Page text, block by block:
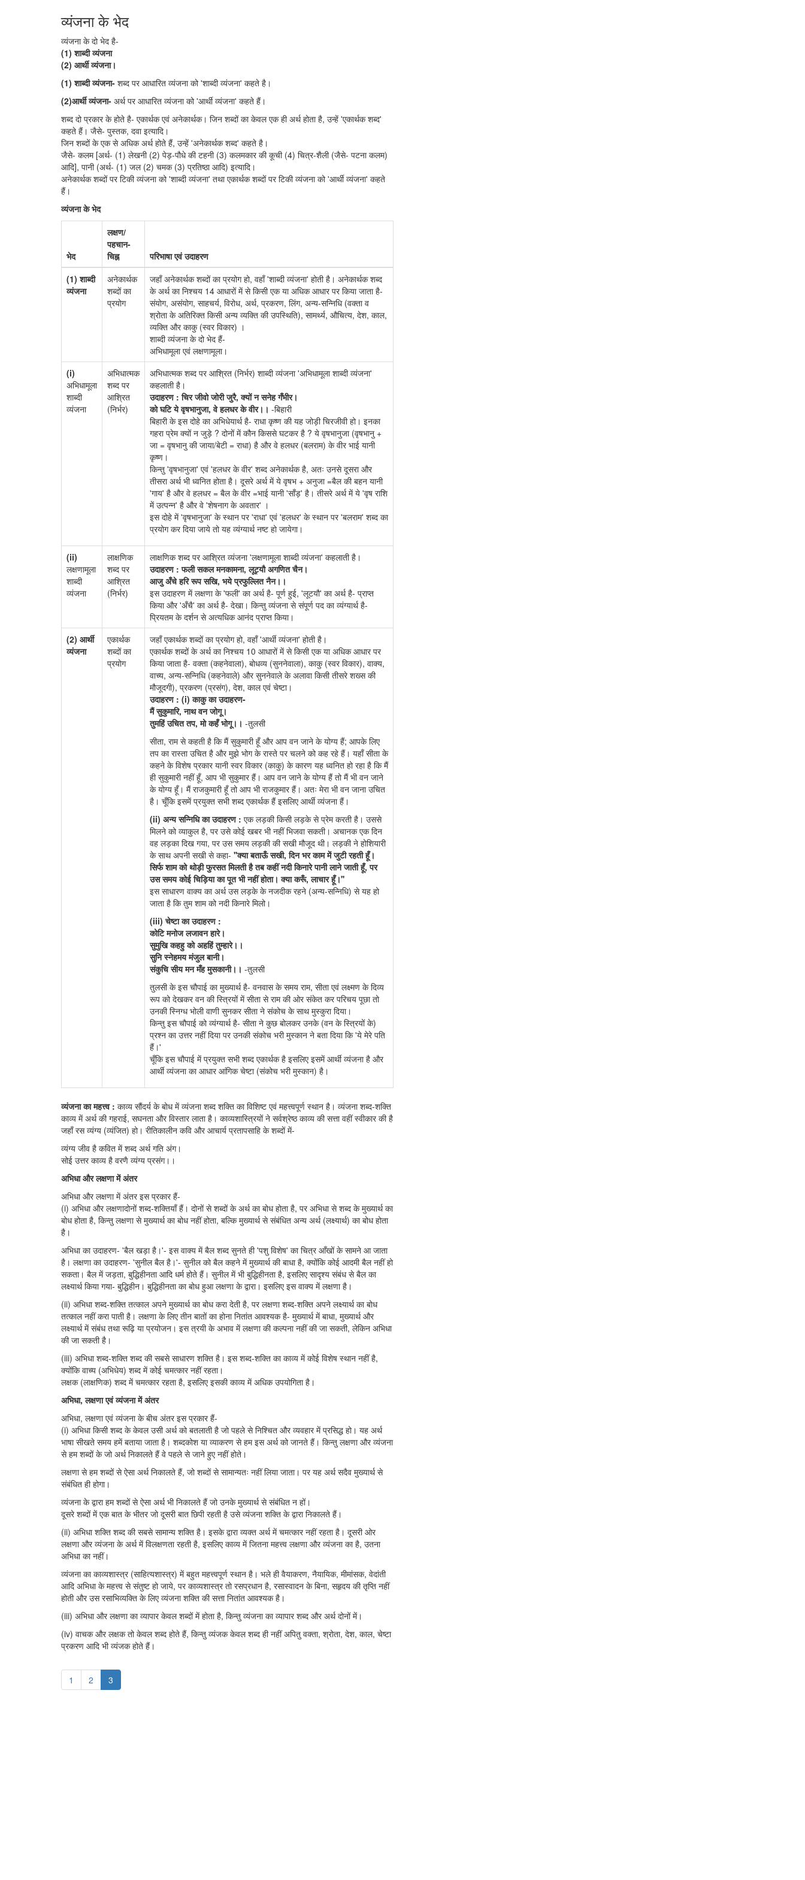
व्यंजना के भेद
व्यंजना के दो भेद है-
(1) शाब्दी व्यंजना
(2) आर्थी व्यंजना।
(1) शाब्दी व्यंजना- शब्द पर आधारित व्यंजना को 'शाब्दी व्यंजना' कहते है।
(2)आर्थी व्यंजना- अर्थ पर आधारित व्यंजना को 'आर्थी व्यंजना' कहते हैं।
शब्द दो प्रकार के होते है- एकार्थक एवं अनेकार्थक। जिन शब्दों का केवल एक ही अर्थ होता है, उन्हें 'एकार्थक शब्द'
कहते हैं। जैसे- पुस्तक, दवा इत्यादि।
जिन शब्दों के एक से अधिक अर्थ होते हैं, उन्हें 'अनेकार्थक शब्द' कहते है।
जैसे- कलम [अर्थ- (1) लेखनी (2) पेड़-पौधे की टहनी (3) कलमकार की कूची (4) चित्र-शैली (जैसे- पटना कलम)
आदि], पानी (अर्थ- (1) जल (2) चमक (3) प्रतिष्ठा आदि) इत्यादि।
अनेकार्थक शब्दों पर टिकी व्यंजना को 'शाब्दी व्यंजना' तथा एकार्थक शब्दों पर टिकी व्यंजना को 'आर्थी व्यंजना' कहते
हैं।
व्यंजना के भेद
भेद
लक्षण/
पहचान-
चिह्न
परिभाषा एवं उदाहरण
(1) शाब्दी
व्यंजना
अनेकार्थक
शब्दों का
प्रयोग
जहाँ अनेकार्थक शब्दों का प्रयोग हो, वहाँ 'शाब्दी व्यंजना' होती है। अनेकार्थक शब्द
के अर्थ का निश्चय 14 आधारों में से किसी एक या अधिक आधार पर किया जाता है-
संयोग, असंयोग, साहचर्य, विरोध, अर्थ, प्रकरण, लिंग, अन्य-सन्निधि (वक्ता व
श्रोता के अतिरिक्त किसी अन्य व्यक्ति की उपस्थिति), सामर्थ्य, औचित्य, देश, काल,
व्यक्ति और काकु (स्वर विकार) ।
शाब्दी व्यंजना के दो भेद हैं-
अभिधामूला एवं लक्षणामूला।
(i)
अभिधामूला
शाब्दी
व्यंजना
अभिधात्मक
शब्द पर
आश्रित
(निर्भर)
अभिधात्मक शब्द पर आश्रित (निर्भर) शाब्दी व्यंजना 'अभिधामूला शाब्दी व्यंजना'
कहलाती है।
उदाहरण : चिर जीवो जोरी जुरै, क्यों न सनेह गँभीर।
को घटि ये वृषभानुजा, वे हलधर के वीर।। -बिहारी
बिहारी के इस दोहे का अभिधेयार्थ है- राधा कृष्ण की यह जोड़ी चिरजीवी हो। इनका
गहरा प्रेम क्यों न जुड़े ? दोनों में कौन किससे घटकर है ? ये वृषभानुजा (वृषभानु +
जा = वृषभानु की जाया/बेटी = राधा) है और वे हलधर (बलराम) के वीर भाई यानी
कृष्ण।
किन्तु 'वृषभानुजा' एवं 'हलधर के वीर' शब्द अनेकार्थक है, अतः उनसे दूसरा और
तीसरा अर्थ भी ध्वनित होता है। दूसरे अर्थ में ये वृषभ + अनुजा =बैल की बहन यानी
'गाय' है और वे हलधर = बैल के वीर =भाई यानी 'साँड़' है। तीसरे अर्थ में ये 'वृष राशि
में उत्पन्न' है और वे 'शेषनाग के अवतार' ।
इस दोहे में 'वृषभानुजा' के स्थान पर 'राधा' एवं 'हलधर' के स्थान पर 'बलराम' शब्द का
प्रयोग कर दिया जाये तो यह व्यंग्यार्थ नष्ट हो जायेगा।
(ii)
लक्षणामूला
शाब्दी
व्यंजना
लाक्षणिक
शब्द पर
आश्रित
(निर्भर)
लाक्षणिक शब्द पर आश्रित व्यंजना 'लक्षणामूला शाब्दी व्यंजना' कहलाती है।
उदाहरण : फली सकल मनकामना, लूट्यौ अगणित चैन।
आजु अँचे हरि रूप सखि, भये प्रफुल्लित नैन।।
इस उदाहरण में लक्षणा के 'फली' का अर्थ है- पूर्ण हुई, 'लूटयौ' का अर्थ है- प्राप्त
किया और 'अँचै' का अर्थ है- देखा। किन्तु व्यंजना से संपूर्ण पद का व्यंग्यार्थ है-
प्रियतम के दर्शन से अत्यधिक आनंद प्राप्त किया।
(2) आर्थी
व्यंजना
एकार्थक
शब्दों का
प्रयोग
जहाँ एकार्थक शब्दों का प्रयोग हो, वहाँ 'आर्थी व्यंजना' होती है।
एकार्थक शब्दों के अर्थ का निश्चय 10 आधारों में से किसी एक या अधिक आधार पर
किया जाता है- वक्ता (कहनेवाला), बोधव्य (सुननेवाला), काकु (स्वर विकार), वाक्य,
वाच्य, अन्य-सन्निधि (कहनेवाले) और सुननेवाले के अलावा किसी तीसरे शख्स की
मौजूदगी), प्रकरण (प्रसंग), देश, काल एवं चेष्टा।
उदाहरण : (i) काकु का उदाहरण-
मैं सुकुमारि, नाथ वन जोगू।
तुमहिं उचित तप, मो कहँ भोगू।। -तुलसी
सीता, राम से कहती है कि मैं सुकुमारी हूँ और आप वन जाने के योग्य हैं; आपके लिए
तप का रास्ता उचित है और मुझे भोग के रास्ते पर चलने को कह रहे हैं। यहाँ सीता के
कहने के विशेष प्रकार यानी स्वर विकार (काकु) के कारण यह ध्वनित हो रहा है कि मैं
ही सुकुमारी नहीं हूँ, आप भी सुकुमार हैं। आप वन जाने के योग्य हैं तो मैं भी वन जाने
के योग्य हूँ। मैं राजकुमारी हूँ तो आप भी राजकुमार हैं। अतः मेरा भी वन जाना उचित
है। चूँकि इसमें प्रयुक्त सभी शब्द एकार्थक हैं इसलिए आर्थी व्यंजना हैं।
(ii) अन्य सन्निधि का उदाहरण : एक लड़की किसी लड़के से प्रेम करती है। उससे
मिलने को व्याकुल है, पर उसे कोई खबर भी नहीं भिजवा सकती। अचानक एक दिन
वह लड़का दिख गया, पर उस समय लड़की की सखी मौजूद थी। लड़की ने होशियारी
के साथ अपनी सखी से कहा- ''क्या बताऊँ सखी, दिन भर काम में जुटी रहती हूँ।
सिर्फ शाम को थोड़ी फुरसत मिलती है तब कहीं नदी किनारे पानी लाने जाती हूँ, पर
उस समय कोई चिड़िया का पूत भी नहीं होता। क्या करूँ, लाचार हूँ।''
इस साधारण वाक्य का अर्थ उस लड़के के नजदीक रहने (अन्य-सन्निधि) से यह हो
जाता है कि तुम शाम को नदी किनारे मिलो।
(iii) चेष्टा का उदाहरण :
कोटि मनोज लजावन हारे।
सुमुखि कहहु को अहहिं तुम्हारे।।
सुनि स्नेहमय मंजुल बानी।
संकुचि सीय मन मँह मुसकानी।। -तुलसी
तुलसी के इस चौपाई का मुख्यार्थ है- वनवास के समय राम, सीता एवं लक्ष्मण के दिव्य
रूप को देखकर वन की स्त्रियों में सीता से राम की ओर संकेत कर परिचय पूछा तो
उनकी स्निग्ध भोली वाणी सुनकर सीता ने संकोच के साथ मुस्कुरा दिया।
किन्तु इस चौपाई को व्यंग्यार्थ है- सीता ने कुछ बोलकर उनके (वन के स्त्रियों के)
प्रश्न का उत्तर नहीं दिया पर उनकी संकोच भरी मुस्कान ने बता दिया कि 'ये मेरे पति
हैं।'
चूँकि इस चौपाई में प्रयुक्त सभी शब्द एकार्थक है इसलिए इसमें आर्थी व्यंजना है और
आर्थी व्यंजना का आधार आंगिक चेष्टा (संकोच भरी मुस्कान) है।
व्यंजना का महत्त्व : काव्य सौंदर्य के बोध में व्यंजना शब्द शक्ति का विशिष्ट एवं महत्त्वपूर्ण स्थान है। व्यंजना शब्द-शक्ति
काव्य में अर्थ की गहराई, सघनता और विस्तार लाता है। काव्यशास्त्रियों ने सर्वश्रेष्ठ काव्य की सत्ता वहीं स्वीकार की है
जहाँ रस व्यंग्य (व्यंजित) हो। रीतिकालीन कवि और आचार्य प्रतापसाहि के शब्दों में-
व्यंग्य जीव है कवित में शब्द अर्थ गति अंग।
सोई उत्तर काव्य है वरणै व्यंग्य प्रसंग।।
अभिधा और लक्षणा में अंतर
अभिधा और लक्षणा में अंतर इस प्रकार हैं-
(i) अभिधा और लक्षणादोनों शब्द-शक्तियाँ हैं। दोनों से शब्दों के अर्थ का बोध होता है, पर अभिधा से शब्द के मुख्यार्थ का
बोध होता है, किन्तु लक्षणा से मुख्यार्थ का बोध नहीं होता, बल्कि मुख्यार्थ से संबंधित अन्य अर्थ (लक्ष्यार्थ) का बोध होता
है।
अभिधा का उदाहरण- 'बैल खड़ा है।'- इस वाक्य में बैल शब्द सुनते ही 'पशु विशेष' का चित्र आँखों के सामने आ जाता
है। लक्षणा का उदाहरण- 'सुनील बैल है।'- सुनील को बैल कहने में मुख्यार्थ की बाधा है, क्योंकि कोई आदमी बैल नहीं हो
सकता। बैल में जड़ता, बुद्धिहीनता आदि धर्म होते हैं। सुनील में भी बुद्धिहीनता है, इसलिए सादृश्य संबंध से बैल का
लक्ष्यार्थ किया गया- बुद्धिहीन। बुद्धिहीनता का बोध हुआ लक्षणा के द्वारा। इसलिए इस वाक्य में लक्षणा है।
(ii) अभिधा शब्द-शक्ति तत्काल अपने मुख्यार्थ का बोध करा देती है, पर लक्षणा शब्द-शक्ति अपने लक्ष्यार्थ का बोध
तत्काल नहीं करा पाती है। लक्षणा के लिए तीन बातों का होना नितांत आवश्यक है- मुख्यार्थ में बाधा, मुख्यार्थ और
लक्ष्यार्थ में संबंध तथा रूढ़ि या प्रयोजन। इस त्रयी के अभाव में लक्षणा की कल्पना नहीं की जा सकती, लेकिन अभिधा
की जा सकती है।
(iii) अभिधा शब्द-शक्ति शब्द की सबसे साधारण शक्ति है। इस शब्द-शक्ति का काव्य में कोई विशेष स्थान नहीं है,
क्योंकि वाच्य (अभिधेय) शब्द में कोई चमत्कार नहीं रहता।
लक्षक (लाक्षणिक) शब्द में चमत्कार रहता है, इसलिए इसकी काव्य में अधिक उपयोगिता है।
अभिधा, लक्षणा एवं व्यंजना में अंतर
अभिधा, लक्षणा एवं व्यंजना के बीच अंतर इस प्रकार हैं-
(i) अभिधा किसी शब्द के केवल उसी अर्थ को बतलाती है जो पहले से निश्चित और व्यवहार में प्रसिद्ध हो। यह अर्थ
भाषा सीखते समय हमें बताया जाता है। शब्दकोश या व्याकरण से हम इस अर्थ को जानते हैं। किन्तु लक्षणा और व्यंजना
से हम शब्दों के जो अर्थ निकालते हैं वे पहले से जाने हुए नहीं होते।
लक्षणा से हम शब्दों से ऐसा अर्थ निकालते हैं, जो शब्दों से सामान्यतः नहीं लिया जाता। पर यह अर्थ सदैव मुख्यार्थ से
संबंधित ही होगा।
व्यंजना के द्वारा हम शब्दों से ऐसा अर्थ भी निकालते हैं जो उनके मुख्यार्थ से संबंधित न हों।
दूसरे शब्दों में एक बात के भीतर जो दूसरी बात छिपी रहती है उसे व्यंजना शक्ति के द्वारा निकालते हैं।
(ii) अभिधा शक्ति शब्द की सबसे सामान्य शक्ति है। इसके द्वारा व्यक्त अर्थ में चमत्कार नहीं रहता है। दूसरी ओर
लक्षणा और व्यंजना के अर्थ में विलक्षणता रहती है, इसलिए काव्य में जितना महत्त्व लक्षणा और व्यंजना का है, उतना
अभिधा का नहीं।
व्यंजना का काव्यशास्त्र (साहित्यशास्त्र) में बहुत महत्त्वपूर्ण स्थान है। भले ही वैयाकरण, नैयायिक, मीमांसक, वेदांती
आदि अभिधा के महत्त्व से संतुष्ट हो जाये, पर काव्यशास्त्र तो रसप्रधान है, रसास्वादन के बिना, सहृदय की तृप्ति नहीं
होती और उस रसाभिव्यक्ति के लिए व्यंजना शक्ति की सत्ता नितांत आवश्यक है।
(iii) अभिधा और लक्षणा का व्यापार केवल शब्दों में होता है, किन्तु व्यंजना का व्यापार शब्द और अर्थ दोनों में।
(iv) वाचक और लक्षक तो केवल शब्द होते हैं, किन्तु व्यंजक केवल शब्द ही नहीं अपितु वक्ता, श्रोता, देश, काल, चेष्टा
प्रकरण आदि भी व्यंजक होते हैं।
1 2 3